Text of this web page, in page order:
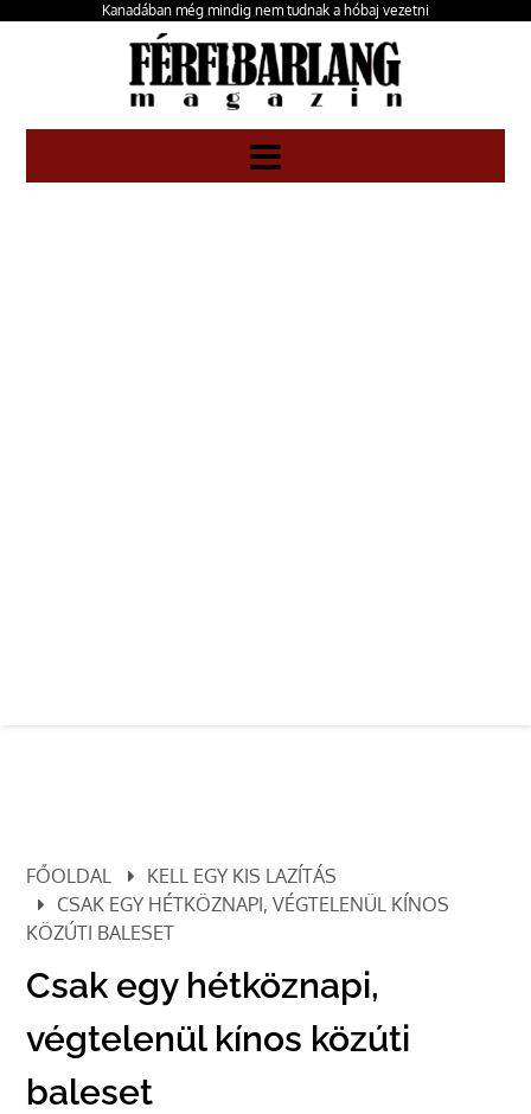
Kanadában még mindig nem tudnak a hóbaj vezetni
FŐOLDAL
KELL EGY KIS LAZÍTÁS
CSAK EGY HÉTKÖZNAPI, VÉGTELENÜL KÍNOS
KÖZÚTI BALESET
Csak egy hétköznapi,
végtelenül kínos közúti
baleset